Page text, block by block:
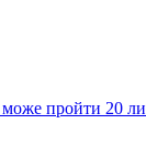
пройти 20